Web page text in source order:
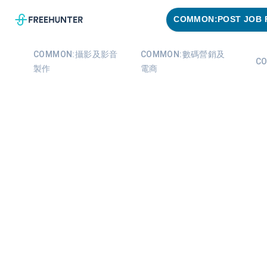
COMMON:POST JOB
COMMON:攝影及影音
製作
COMMON:數碼營銷及
電商